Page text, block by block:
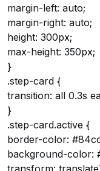
margin-left: auto;
margin-right: auto;
height: 300px;
max-height: 350px;
}
.step-card {
transition: all 0.3s
}
.step-card.active {
border-color:
background-color:
transform: